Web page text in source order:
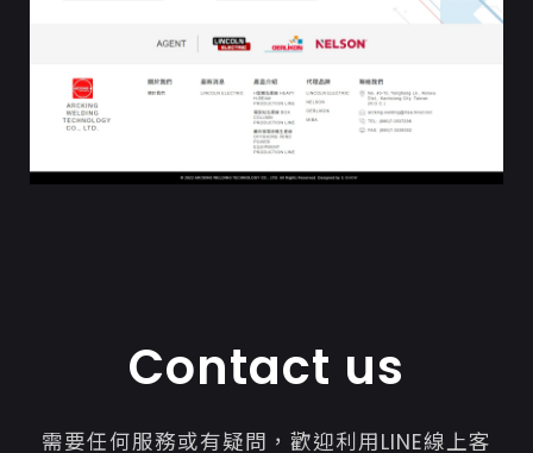
Contact us
需要任何服務或有疑問，歡迎利用LINE線上客